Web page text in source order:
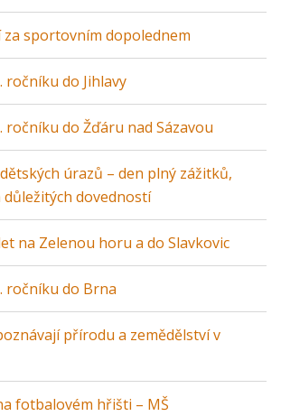
sportovním dopolednem
ročníku do Jihlavy
ročníku do Žďáru nad Sázavou
úrazů – den plný zážitků,
důležitých dovedností
na Zelenou horu a do Slavkovic
ročníku do Brna
přírodu a zemědělství v
fotbalovém hřišti – MŠ